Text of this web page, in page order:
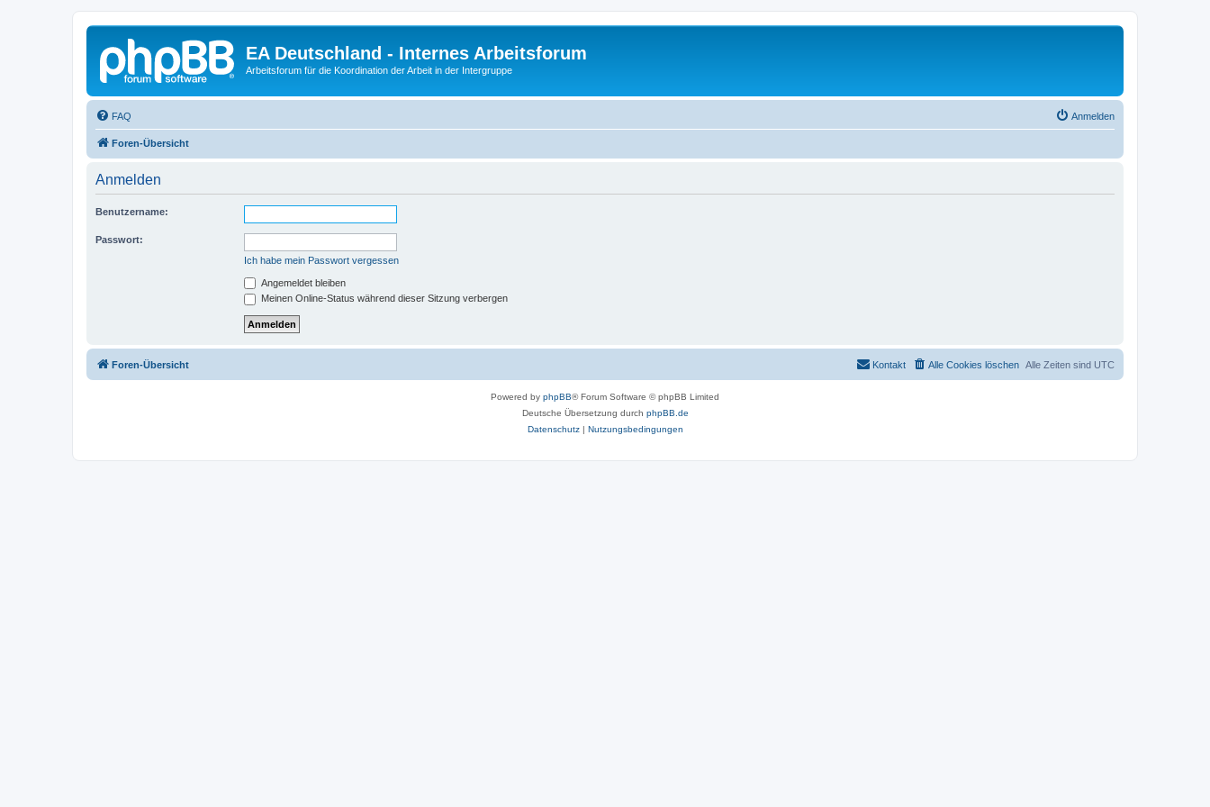
EA Deutschland - Internes Arbeitsforum
Arbeitsforum für die Koordination der Arbeit in der Intergruppe
FAQ Anmelden
Foren-Übersicht
Anmelden
Benutzername:
Passwort:
Ich habe mein Passwort vergessen
Angemeldet bleiben
Meinen Online-Status während dieser Sitzung verbergen
Foren-Übersicht Alle Zeiten sind UTC
Alle Cookies löschen
Kontakt
Powered by phpBB® Forum Software © phpBB Limited
Deutsche Übersetzung durch phpBB.de
Datenschutz| Nutzungsbedingungen